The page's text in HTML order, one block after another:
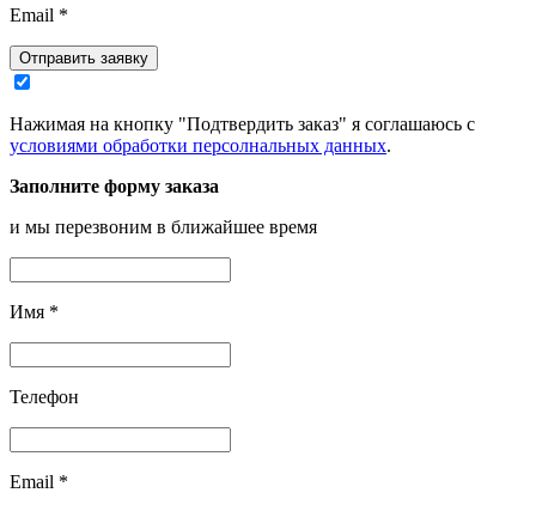
Email *
Отправить заявку
Нажимая на кнопку "Подтвердить заказ" я соглашаюсь с
условиями обработки персолнальных данных.
Заполните форму заказа
и мы перезвоним в ближайшее время
Имя *
Телефон
Email *